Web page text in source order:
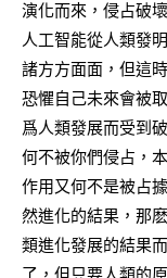
演化而來，侵占破
人工智能從人類發
諸方方面面，但這
恐懼自己未來會被
爲人類發展而受到
何不被你們侵占，
作用又何不是被占
然進化的結果，那
類進化發展的結果
了，但只要人類的